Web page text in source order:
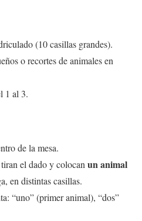
(10 casillas grandes).
o recortes de animales en
1 al 3.
de la mesa.
el dado y colocanun animal
en distintas casillas.
“uno” (primer animal), “dos”